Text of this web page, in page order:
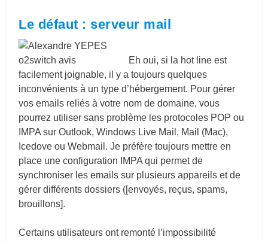
Le défaut : serveur mail
Eh oui, si la hot line est
facilement joignable, il y a toujours quelques
inconvénients à un type d’hébergement. Pour gérer
vos emails reliés à votre nom de domaine, vous
pourrez utiliser sans problème les protocoles POP ou
IMPA sur Outlook, Windows Live Mail, Mail (Mac),
Icedove ou Webmail. Je préfère toujours mettre en
place une configuration IMPA qui permet de
synchroniser les emails sur plusieurs appareils et de
gérer différents dossiers ([envoyés, reçus, spams,
brouillons].
Certains utilisateurs ont remonté l’impossibilité